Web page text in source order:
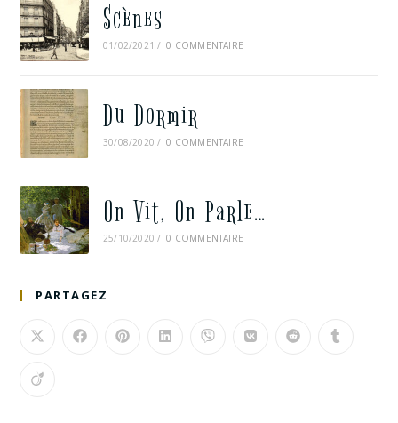
Scènes
01/02/2021 / 0 COMMENTAIRE
Du Dormir
30/08/2020 / 0 COMMENTAIRE
On Vit, On Parle…
25/10/2020 / 0 COMMENTAIRE
PARTAGEZ